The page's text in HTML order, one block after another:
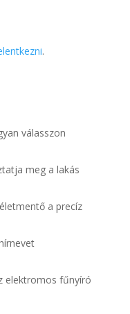
.
válasszon
meg a lakás
a precíz
elektromos fűnyíró